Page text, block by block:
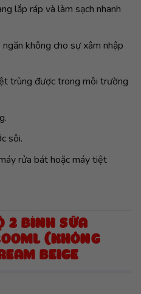
lắp ráp và làm sạch nhanh
không cho sự xâm nhập
trùng được trong môi trường
sôi.
rửa bát hoặc máy tiệt
2 BÌNH SỮA
(KHÔNG
BEIGE